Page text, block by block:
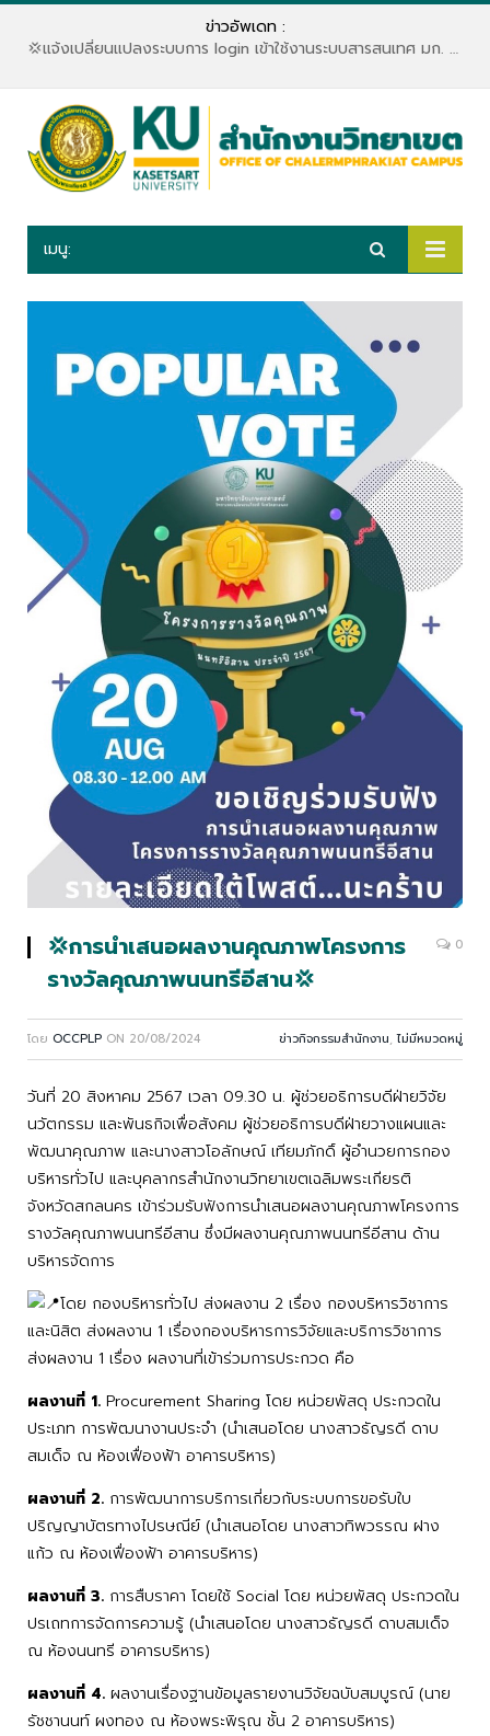
ข่าวอัพเดท :
💢แจ้งเปลี่ยนแปลงระบบการ login เข้าใช้งานระบบสารสนเทศ มก. สำนักบริการคอมพิวเตอร์ มหาวิทยาลัยเกษตรศาสตร์💢
เมนู:
💢การนำเสนอผลงานคุณภาพโครงการ
รางวัลคุณภาพนนทรีอีสาน💢
0
โดย OCCPLP ON 20/08/2024 ข่าวกิจกรรมสำนักงาน,ไม่มีหมวดหมู่
วันที่ 20 สิงหาคม 2567 เวลา 09.30 น. ผู้ช่วยอธิการบดีฝ่ายวิจัย
นวัตกรรม และพันธกิจเพื่อสังคม ผู้ช่วยอธิการบดีฝ่ายวางแผนและ
พัฒนาคุณภาพ และนางสาวโอลักษณ์ เทียมภักดิ์ ผู้อำนวยการกอง
บริหารทั่วไป และบุคลากรสำนักงานวิทยาเขตเฉลิมพระเกียรติ
จังหวัดสกลนคร เข้าร่วมรับฟังการนำเสนอผลงานคุณภาพโครงการ
รางวัลคุณภาพนนทรีอีสาน ซึ่งมีผลงานคุณภาพนนทรีอีสาน ด้าน
บริหารจัดการ
โดย กองบริหารทั่วไป ส่งผลงาน 2 เรื่อง กองบริหารวิชาการ
และนิสิต ส่งผลงาน 1 เรื่องกองบริหารการวิจัยและบริการวิชาการ
ส่งผลงาน 1 เรื่อง ผลงานที่เข้าร่วมการประกวด คือ
ผลงานที่ 1. Procurement Sharing โดย หน่วยพัสดุ ประกวดใน
ประเภท การพัฒนางานประจำ (นำเสนอโดย นางสาวธัญรดี ดาบ
สมเด็จ ณ ห้องเฟื่องฟ้า อาคารบริหาร)
ผลงานที่ 2. การพัฒนาการบริการเกี่ยวกับระบบการขอรับใบ
ปริญญาบัตรทางไปรษณีย์ (นำเสนอโดย นางสาวทิพวรรณ ฝาง
แก้ว ณ ห้องเฟื่องฟ้า อาคารบริหาร)
ผลงานที่ 3. การสืบราคา โดยใช้ Social โดย หน่วยพัสดุ ประกวดใน
ปรเถทการจัดการความรู้ (นำเสนอโดย นางสาวธัญรดี ดาบสมเด็จ
ณ ห้องนนทรี อาคารบริหาร)
ผลงานที่ 4. ผลงานเรื่องฐานข้อมูลรายงานวิจัยฉบับสมบูรณ์ (นาย
รัชชานนท์ ผงทอง ณ ห้องพระพิรุณ ชั้น 2 อาคารบริหาร)